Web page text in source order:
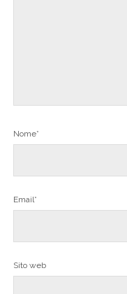
Nome*
Email*
Sito web